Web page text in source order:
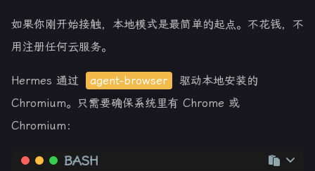
如果你刚开始接触，本地模式是最简单的起点。不花钱，不
用注册任何云服务。
Hermes 通过 agent-browser
驱动本地安装的
Chromium。只需要确保系统里有 Chrome 或
Chromium：
BASH